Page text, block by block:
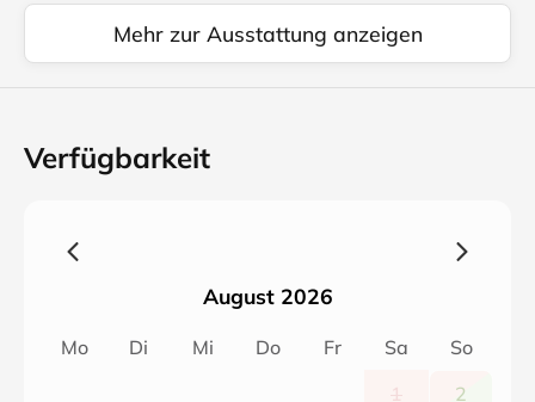
Mehr zur Ausstattung anzeigen
Verfügbarkeit
August 2026
Mo Di Mi Do Fr Sa
So
1
2